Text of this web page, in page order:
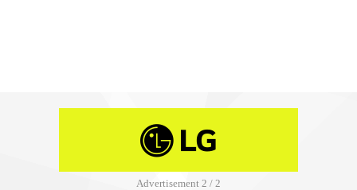
Advertisement 2 / 2